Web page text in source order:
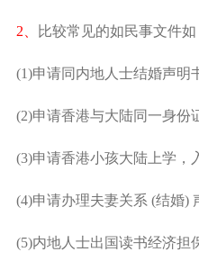
2、 比较常见的如民事文件如
(1)申请同内地人士结婚声明
(2)申请香港与大陆同一身份
(3)申请香港小孩大陆上学，
(4)申请办理夫妻关系 (结婚)
(5)内地人士出国读书经济担